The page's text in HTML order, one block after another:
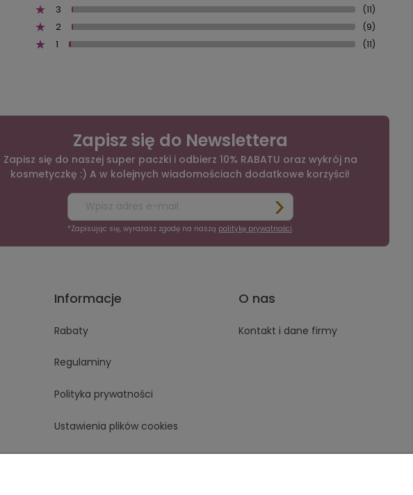
3 (11)
2 (9)
1 (11)
Zapisz się do Newslettera
Zapisz się do naszej super paczki i odbierz 10% RABATU oraz wykrój na
kosmetyczkę :) A w kolejnych wiadomościach dodatkowe korzyści!
*Zapisując się, wyrażasz zgodę na naszą politykę prywatności.
Informacje
Rabaty
Regulaminy
Polityka prywatności
Ustawienia plików cookies
O nas
Kontakt i dane firmy